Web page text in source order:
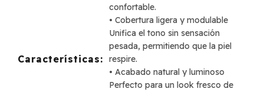
Características:
confortable.
• Cobertura ligera y modulable
Unifica el tono sin sensación
pesada, permitiendo que la piel
respire.
• Acabado natural y luminoso
Perfecto para un look fresco de